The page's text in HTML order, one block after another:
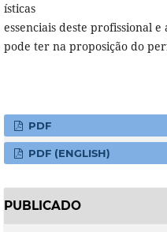
ísticas
essenciais deste profissional
pode ter na proposição do
PDF
PDF (ENGLISH)
PUBLICADO